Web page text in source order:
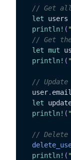
// Get all
let users
println! (
// Get
let mut
println! (
//
  user
.
let
println! (
// Delete
println! (